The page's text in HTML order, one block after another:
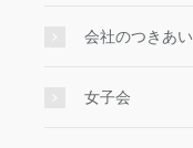
会社のつきあい
女子会